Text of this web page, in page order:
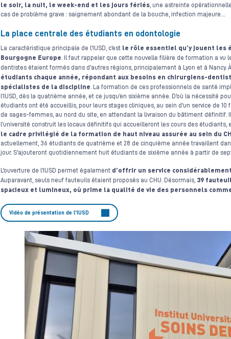
le soir, la nuit, le week-end et les jours fériés, une astreinte
cas de problème grave : saignement abondant de la bouche, infection majeure…
La place centrale des étudiants en odontologie
La caractéristique principale de l’IUSD, c’est le rôle essentiel qu’y jouent les
Bourgogne Europe . Il faut rappeler que cette nouvelle filière de formation a vu
dentistes étaient formés dans d’autres régions, principalement à Lyon et à Nancy.
étudiants chaque année, répondant aux besoins en chirurgiens-
spécialistes de la discipline . La formation de ces professionnels de santé
l’IUSD, dès la quatrième année, et ce jusqu’en sixième année. D’où la nécessité
étudiants ont été accueillis, pour leurs stages cliniques, au sein d’un service de
de sages-femmes, au nord du site, en attendant la livraison du bâtiment définitif.
l’université construit les locaux définitifs qui accueilleront les cours des étudiants,
le cadre privilégié de la formation de haut niveau assurée au sein du
actuellement, 36 étudiants de quatrième et 28 de cinquième année travaillent
jour. S’ajouteront quotidiennement huit étudiants de sixième année à partir de
L’ouverture de l’IUSD permet également d’offrir un service
Auparavant, seuls neuf fauteuils étaient proposés au CHU. Désormais, 39
spacieux et lumineux, où prime la qualité de vie des personnels
Vidéo de présentation de l'IUSD